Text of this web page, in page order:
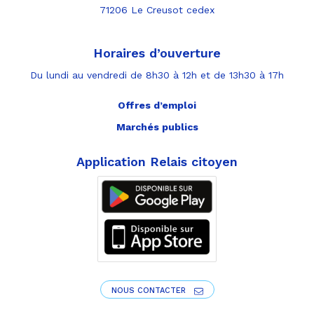
71206 Le Creusot cedex
Horaires d’ouverture
Du lundi au vendredi de 8h30 à 12h et de 13h30 à 17h
Offres d’emploi
Marchés publics
Application Relais citoyen
NOUS CONTACTER